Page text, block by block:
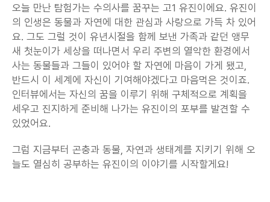
오늘 만난 탐험가는 수의사를 꿈꾸는 고1 유진이에요. 유진이
의 인생은 동물과 자연에 대한 관심과 사랑으로 가득 차 있어
요. 그도 그럴 것이 유년시절을 함께 보낸 가족과 같던 앵무
새 첫눈이가 세상을 떠나면서 우리 주변의 열악한 환경에서
사는 동물들과 그들이 있어야 할 자연에 마음이 가게 됐고,
반드시 이 세계에 자신이 기여해야겠다고 마음먹은 것이죠.
인터뷰에서는 자신의 꿈을 이루기 위해 구체적으로 계획을
세우고 진지하게 준비해 나가는 유진이의 포부를 발견할 수
있었어요.
그럼 지금부터 곤충과 동물, 자연과 생태계를 지키기 위해 오
늘도 열심히 공부하는 유진이의 이야기를 시작할게요!